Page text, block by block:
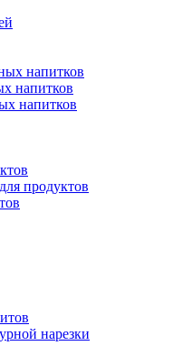
напитков
напитков
напитков
продуктов
нарезки